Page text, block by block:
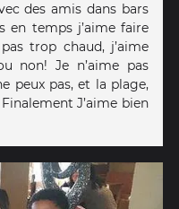
des amis dans bars
en temps j’aime faire
trop chaud, j’aime
non! Je n’aime pas
peux pas, et la plage,
J’aime bien